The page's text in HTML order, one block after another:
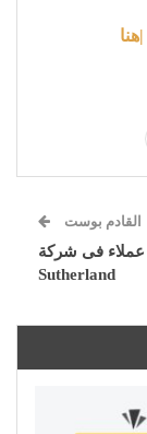
القادم بوست
فى شركة
Sutherland